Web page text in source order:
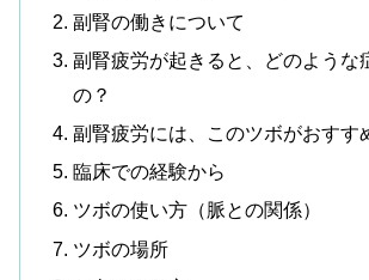
副腎の働きについて
副腎疲労が起きると、どのような
の？
副腎疲労には、このツボがおすす
臨床での経験から
ツボの使い方（脈との関係）
ツボの場所